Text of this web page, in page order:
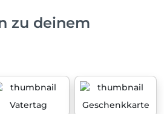
zu deinem
Vatertag Geschenkkarte